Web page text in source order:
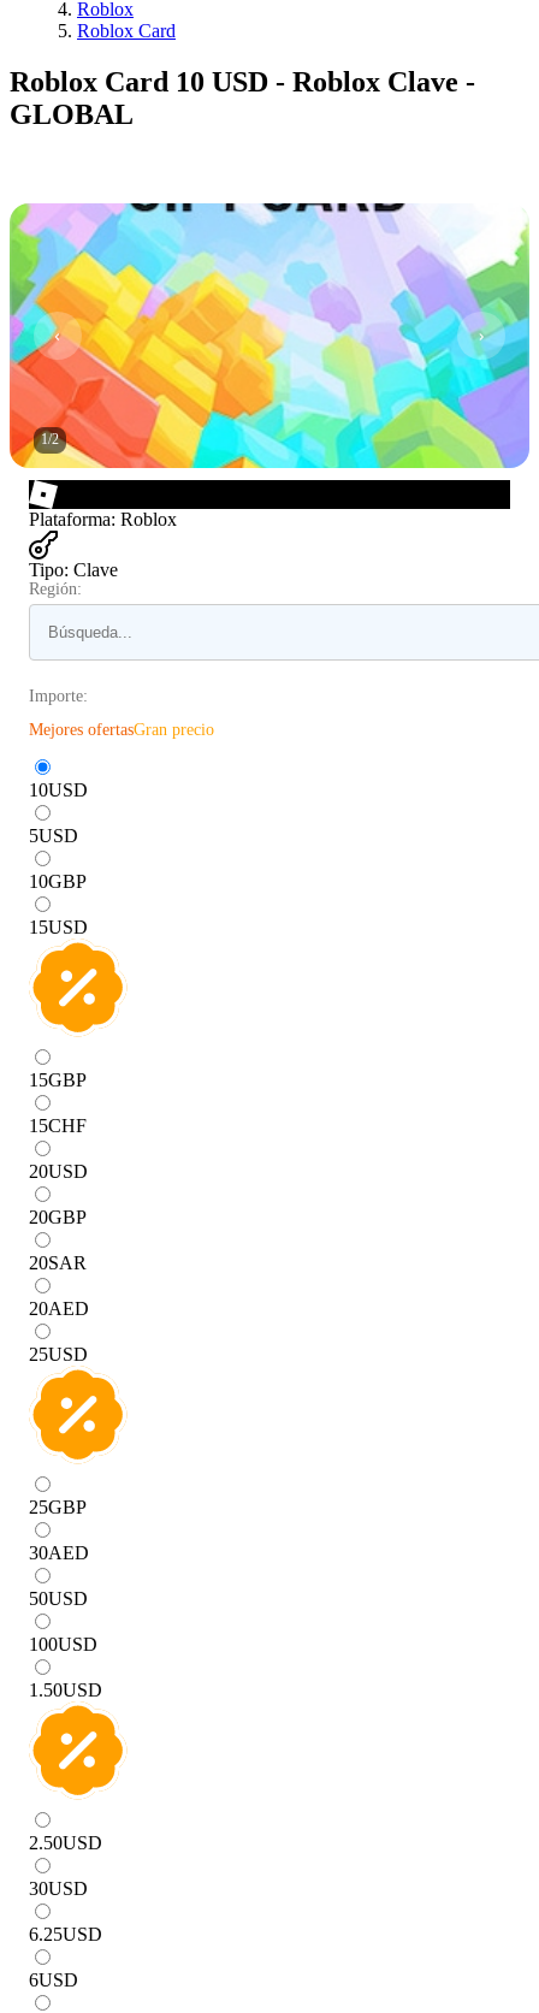
Roblox
Roblox Card
Roblox Card 10 USD - Roblox Clave -
GLOBAL
1/2
Plataforma: Roblox
Tipo: Clave
Región:
Importe:
Mejores ofertasGran precio
10USD
5USD
10GBP
15USD
15GBP
15CHF
20USD
20GBP
20SAR
20AED
25USD
25GBP
30AED
50USD
100USD
1.50USD
2.50USD
30USD
6.25USD
6USD